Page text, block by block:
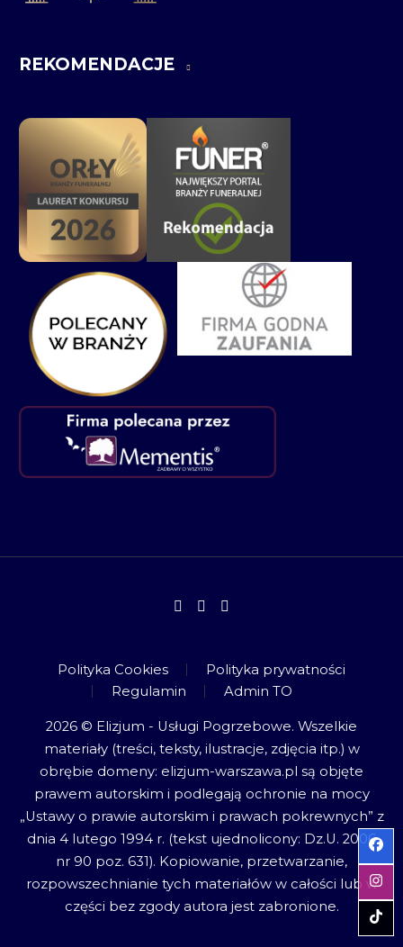
REKOMENDACJE
Polityka Cookies
Polityka prywatności
Regulamin
Admin TO
2026 © Elizjum - Usługi Pogrzebowe. Wszelkie
materiały (treści, teksty, ilustracje, zdjęcia itp.) w
obrębie domeny: elizjum-warszawa.pl są objęte
prawem autorskim i podlegają ochronie na mocy
„Ustawy o prawie autorskim i prawach pokrewnych” z
dnia 4 lutego 1994 r. (tekst ujednolicony: Dz.U. 2006
nr 90 poz. 631). Kopiowanie, przetwarzanie,
rozpowszechnianie tych materiałów w całości lub w
części bez zgody autora jest zabronione.